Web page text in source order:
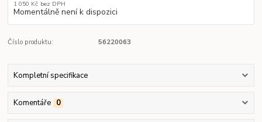
1 050 Kč bez DPH
Momentálně není k dispozici
Číslo produktu: 56220063
Kompletní specifikace
Komentáře 0